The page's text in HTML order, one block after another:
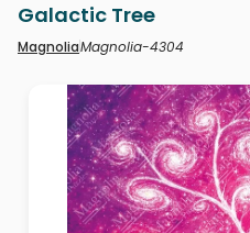
Galactic Tree
MagnoliaMagnolia-4304